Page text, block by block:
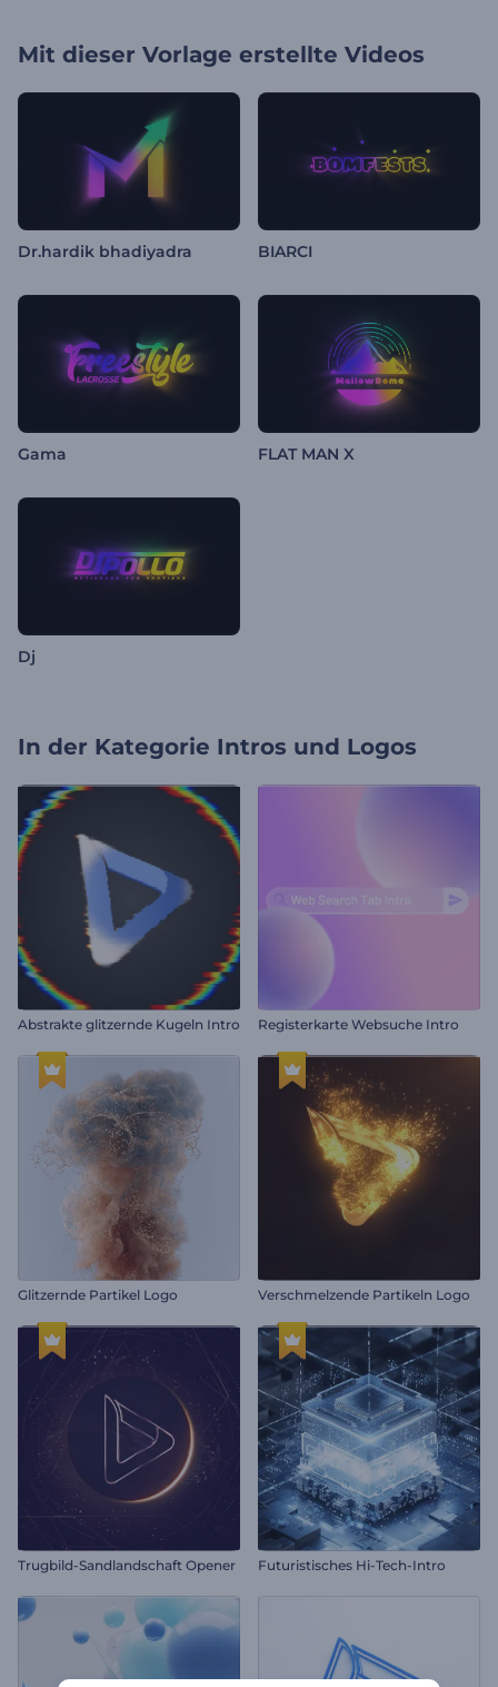
Mit dieser Vorlage erstellte Videos
Dr.hardik bhadiyadra BIARCI
Gama FLAT MAN X
Dj
In der Kategorie Intros und Logos
Abstrakte glitzernde Kugeln Intro Registerkarte Websuche Intro
Glitzernde Partikel Logo Verschmelzende Partikeln Logo
Trugbild-Sandlandschaft Opener Futuristisches Hi-Tech-Intro